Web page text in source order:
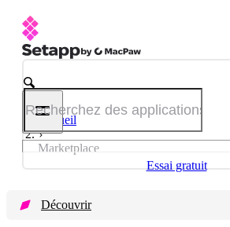
Essai gratuit
Accueil
Marketplace
Découvrir